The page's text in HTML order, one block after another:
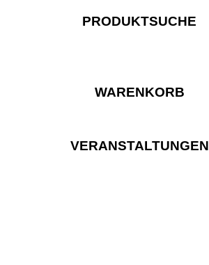
PRODUKTSUCHE
WARENKORB
VERANSTALTUNGEN